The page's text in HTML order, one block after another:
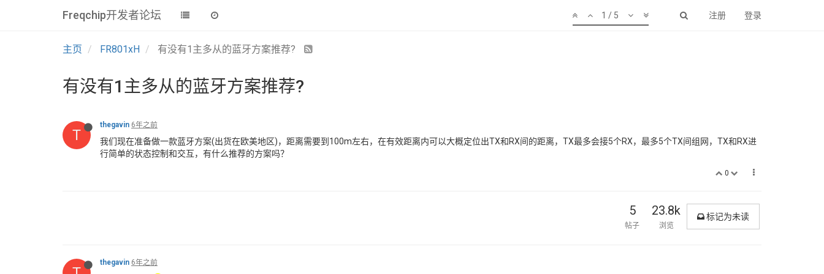
Freqchip开发者论坛 注册 登录
1 / 5
主页 FR801xH 有没有1主多从的蓝牙方案推荐?
有没有1主多从的蓝牙方案推荐?
T
thegavin 6年之前
我们现在准备做一款蓝牙方案(出货在欧美地区)，距离需要到100m左右，在有效距离内可以大概定位出TX和RX间的距离，TX最多会接5个RX，最多5个TX间组网，TX和RX进
行简单的状态控制和交互，有什么推荐的方案吗？
0
5
帖子
23.8k
浏览
标记为未读
thegavin 6年之前